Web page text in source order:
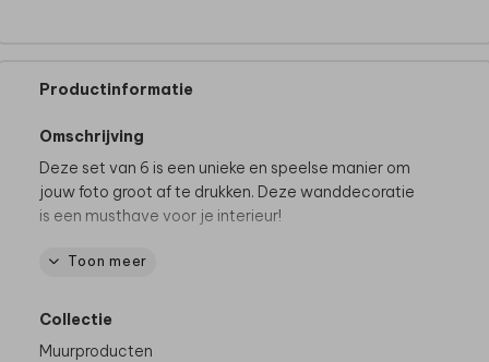
Productinformatie
Omschrijving
Deze set van 6 is een unieke en speelse manier om
jouw foto groot af te drukken. Deze wanddecoratie
is een musthave voor je interieur!
De set bevat 6 stuks van 24 x 24 cm. Gedrukt op
tape gemakkelijk aan de muur, ze zijn namelijk erg
Toon meer
Collectie
Muurproducten